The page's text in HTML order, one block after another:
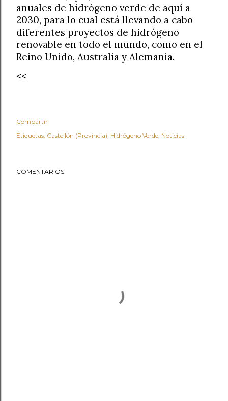
anuales de hidrógeno verde de aquí a
2030, para lo cual está llevando a cabo
diferentes proyectos de hidrógeno
renovable en todo el mundo, como en el
Reino Unido, Australia y Alemania.
<<
Compartir
Etiquetas: Castellón (Provincia) Hidrógeno Verde Noticias
COMENTARIOS